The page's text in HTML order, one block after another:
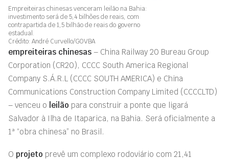
Empreiteiras chinesas venceram leilão na Bahia:
investimento será de 5,4 bilhões de reais, com
contrapartida de 1,5 bilhão de reais do governo
estadual.
Crédito: André Curvello/GOVBA
empreiteiras chinesas – China Railway 20 Bureau Group
Corporation (CR20), CCCC South America Regional
Company S.Á.R.L (CCCC SOUTH AMERICA) e China
Communications Construction Company Limited (CCCCLTD)
– venceu o leilão para construir a ponte que ligará
Salvador à Ilha de Itaparica, na Bahia. Será oficialmente a
1ª “obra chinesa” no Brasil.
O projeto prevê um complexo rodoviário com 21,41